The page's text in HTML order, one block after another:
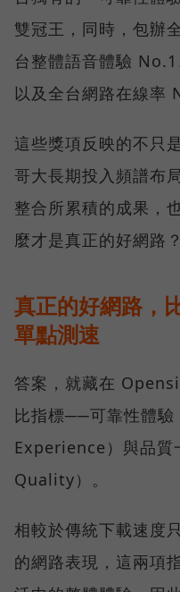
雙冠王，同時，包辦
台整體語音體驗
以及全台網路在線率
這些獎項反映的不只
哥大長期投入頻譜布
整合所累積的成果，
麼才是真正的好網路？
真正的好網路，
單點測速
答案，就藏在
比指標──可靠性體
Experience）與品
Quality）。
相較於傳統下載速度
的網路表現，這兩項